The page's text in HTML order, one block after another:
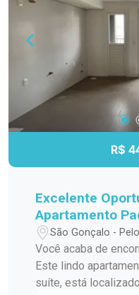
R$
Excelente
Apartamento
Pelotas/RS
São Gonçalo -
Você acaba de
Este lindo
suíte, está